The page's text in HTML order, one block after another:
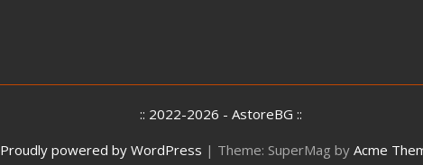
:: 2022-2026 - AstoreBG ::
Proudly powered by WordPress | Theme: SuperMag by Acme